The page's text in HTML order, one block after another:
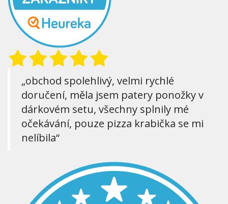
„obchod spolehlivý, velmi rychlé
doručení, měla jsem patery ponožky v
dárkovém setu, všechny splnily mé
očekávání, pouze pizza krabička se mi
nelíbila“